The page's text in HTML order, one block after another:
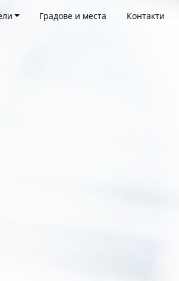
Градове и места Контакти